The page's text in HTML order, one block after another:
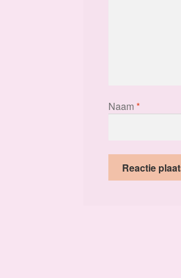
Naam *